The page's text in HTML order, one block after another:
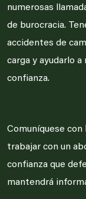
numerosas
de burocracia.
accidentes de
carga y ayudarlo
confianza.
Comuníquese con
trabajar con un
confianza que
mantendrá